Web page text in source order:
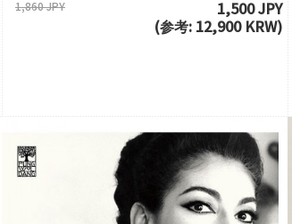
1,860 JPY
1,500 JPY
(参考: 12,900 KRW)